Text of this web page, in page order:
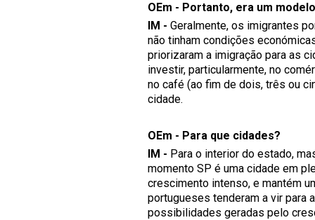
OEm - Portanto, era um
IM - Geralmente, os imigrantes
não tinham condições
priorizaram a imigração para as
investir, particularmente, no
no café (ao fim de dois, três ou
cidade.
OEm - Para que cidades?
IM - Para o interior do estado,
momento SP é uma cidade em
crescimento intenso, e mantém
portugueses tenderam a vir para
possibilidades geradas pelo